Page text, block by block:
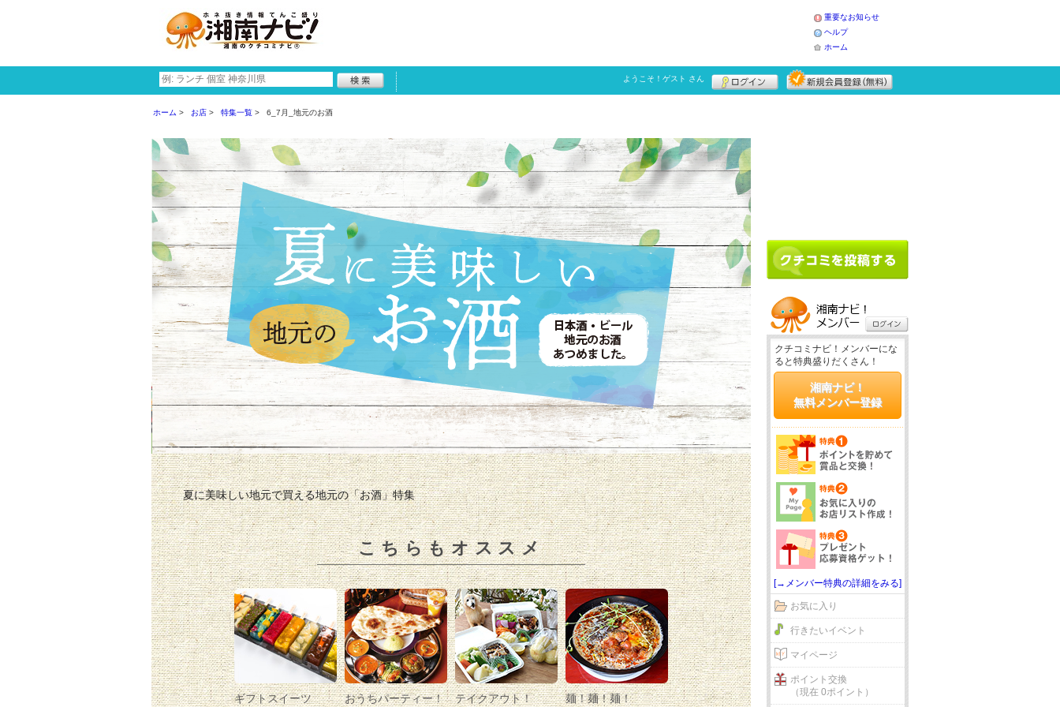
重要なお知らせ
ヘルプ
ホーム
ようこそ！ ゲスト さん
ホーム お店 特集一覧 6_7月_地元のお酒
夏に美味しい地元で買える地元の「お酒」特集
こちらもオススメ
ギフトスイーツ おうちパーティー！ テイクアウト！ 麺！麺！麺！
クチコミナビ！メンバーにな
ると特典盛りだくさん！
湘南ナビ！
無料メンバー登録
[→メンバー特典の詳細をみる]
お気に入り
行きたいイベント
マイページ
ポイント交換
（現在 0ポイント）